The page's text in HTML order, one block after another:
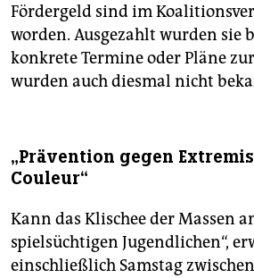
Fördergeld sind im
worden. Ausgezahlt wurden sie
konkrete Termine oder Pläne
wurden auch diesmal nicht
„Prävention gegen
Couleur“
Kann das Klischee der Massen
spielsüchtigen Jugendlichen“,
einschließlich Samstag